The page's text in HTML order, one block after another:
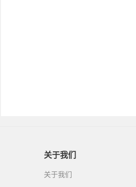
关于我们
关于我们